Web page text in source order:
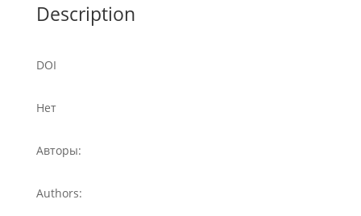
Description
DOI
Нет
Авторы:
Authors: